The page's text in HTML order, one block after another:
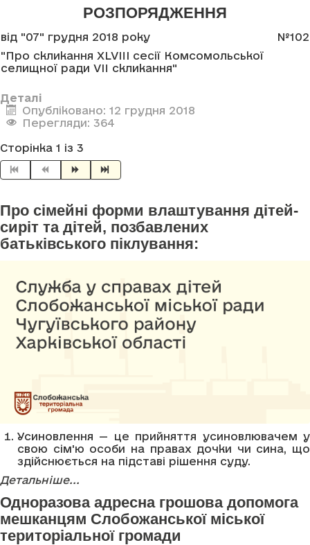
РОЗПОРЯДЖЕННЯ
від "07" грудня 2018 року
"Про скликання XLVIII сесії Комсомольської
селищної ради VII скликання"
№102
Деталі
Опубліковано: 12 грудня 2018
Перегляди: 364
Сторінка 1 із 3
Про сімейні форми влаштування дітей-
сиріт та дітей, позбавлених
батьківського піклування:
Усиновлення — це прийняття усиновлювачем у
свою сім'ю особи на правах дочки чи сина, що
здійснюється на підставі рішення суду.
Детальніше...
Одноразова адресна грошова допомога
мешканцям Слобожанської міської
територіальної громади